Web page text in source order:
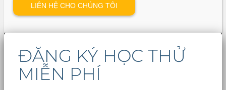
ĐĂNG KÝ HỌC THỬ
MIỄN PHÍ